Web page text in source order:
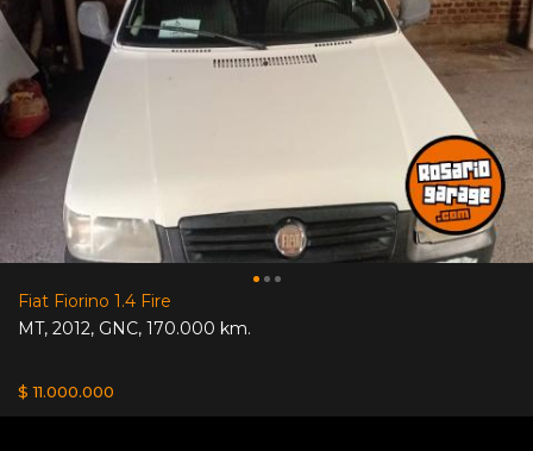
Fiat Fiorino 1.4 Fire
MT, 2012, GNC, 170.000 km.
$ 11.000.000